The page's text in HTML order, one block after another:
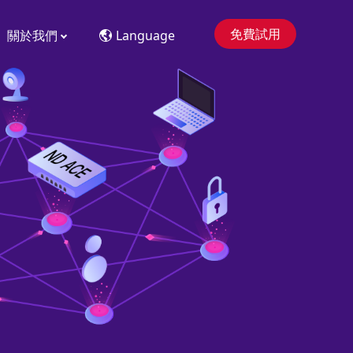
免費試用
Language
關於我們